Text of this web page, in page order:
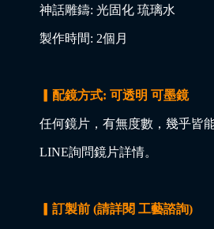
神話雕鑄: 光固化 琉璃水
製作時間: 2個月
▎配鏡方式: 可透明 可墨鏡
任何鏡片，有無度數，幾乎皆
LINE詢問鏡片詳情。
▎訂製前 (請詳閱 工藝諮詢)